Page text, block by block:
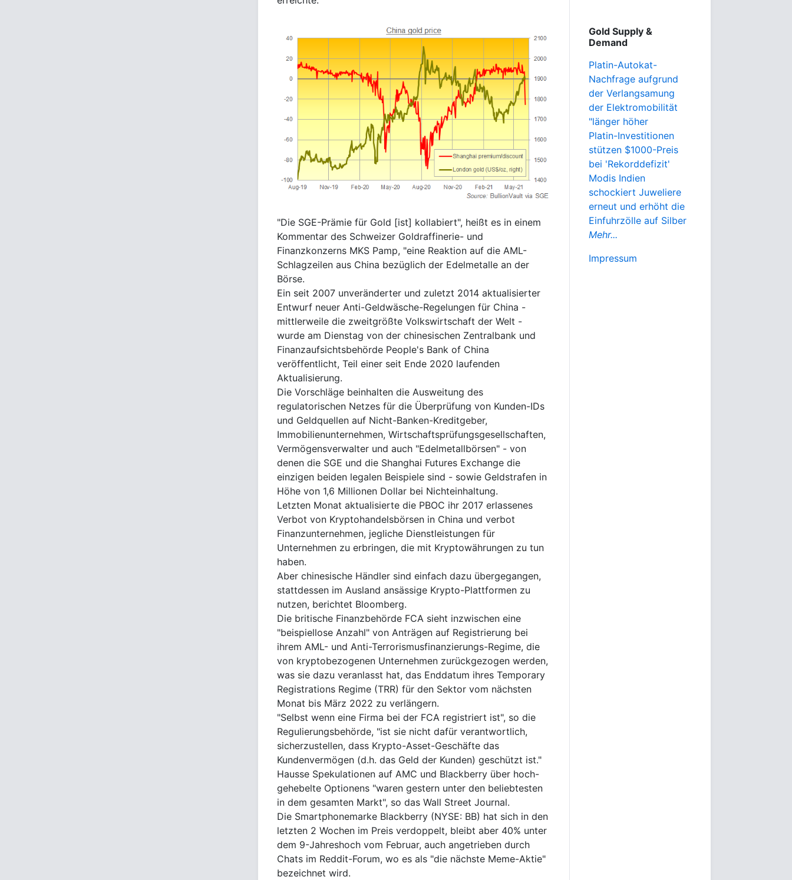
"Die SGE-Prämie für Gold [ist] kollabiert", heißt es in einem
Kommentar des Schweizer Goldraffinerie- und
Finanzkonzerns MKS Pamp, "eine Reaktion auf die AML-
Schlagzeilen aus China bezüglich der Edelmetalle an der
Börse.
Ein seit 2007 unveränderter und zuletzt 2014 aktualisierter
Entwurf neuer Anti-Geldwäsche-Regelungen für China -
mittlerweile die zweitgrößte Volkswirtschaft der Welt -
wurde am Dienstag von der chinesischen Zentralbank und
Finanzaufsichtsbehörde People's Bank of China
veröffentlicht, Teil einer seit Ende 2020 laufenden
Aktualisierung.
Die Vorschläge beinhalten die Ausweitung des
regulatorischen Netzes für die Überprüfung von Kunden-IDs
und Geldquellen auf Nicht-Banken-Kreditgeber,
Immobilienunternehmen, Wirtschaftsprüfungsgesellschaften,
Vermögensverwalter und auch "Edelmetallbörsen" - von
denen die SGE und die Shanghai Futures Exchange die
einzigen beiden legalen Beispiele sind - sowie Geldstrafen in
Höhe von 1,6 Millionen Dollar bei Nichteinhaltung.
Letzten Monat aktualisierte die PBOC ihr 2017 erlassenes
Verbot von Kryptohandelsbörsen in China und verbot
Finanzunternehmen, jegliche Dienstleistungen für
Unternehmen zu erbringen, die mit Kryptowährungen zu tun
haben.
Aber chinesische Händler sind einfach dazu übergegangen,
stattdessen im Ausland ansässige Krypto-Plattformen zu
nutzen, berichtet Bloomberg.
Die britische Finanzbehörde FCA sieht inzwischen eine
"beispiellose Anzahl" von Anträgen auf Registrierung bei
ihrem AML- und Anti-Terrorismusfinanzierungs-Regime, die
von kryptobezogenen Unternehmen zurückgezogen werden,
was sie dazu veranlasst hat, das Enddatum ihres Temporary
Registrations Regime (TRR) für den Sektor vom nächsten
Monat bis März 2022 zu verlängern.
"Selbst wenn eine Firma bei der FCA registriert ist", so die
Regulierungsbehörde, "ist sie nicht dafür verantwortlich,
sicherzustellen, dass Krypto-Asset-Geschäfte das
Kundenvermögen (d.h. das Geld der Kunden) geschützt ist."
Hausse Spekulationen auf AMC und Blackberry über hoch-
gehebelte Optionens "waren gestern unter den beliebtesten
in dem gesamten Markt", so das Wall Street Journal.
Die Smartphonemarke Blackberry (NYSE: BB) hat sich in den
letzten 2 Wochen im Preis verdoppelt, bleibt aber 40% unter
dem 9-Jahreshoch vom Februar, auch angetrieben durch
Chats im Reddit-Forum, wo es als "die nächste Meme-Aktie"
bezeichnet wird.
Gold Supply &
Demand
Platin-Autokat-
Nachfrage aufgrund
der Verlangsamung
der Elektromobilität
"länger höher
Platin-Investitionen
stützen $1000-Preis
bei 'Rekorddefizit'
Modis Indien
schockiert Juweliere
erneut und erhöht die
Einfuhrzölle auf Silber
Mehr...
Impressum